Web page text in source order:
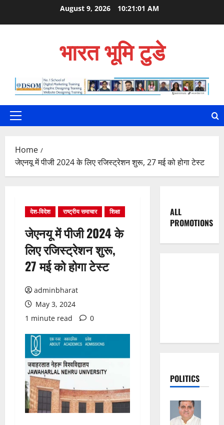
August 9, 2026 10:21:02 AM
भारत भूमि टुडे
Primary
Home
जेएनयू में पीजी 2024 के लिए रजिस्ट्रेशन शुरू, 27 मई को होगा टेस्ट
देश-विदेश राष्ट्रीय समाचार शिक्षा
जेएनयू में पीजी 2024 के
लिए रजिस्ट्रेशन शुरू,
27 मई को होगा टेस्ट
adminbharat
May 3, 2024
1 minute read
0
ALL
PROMOTIONS
POLITICS